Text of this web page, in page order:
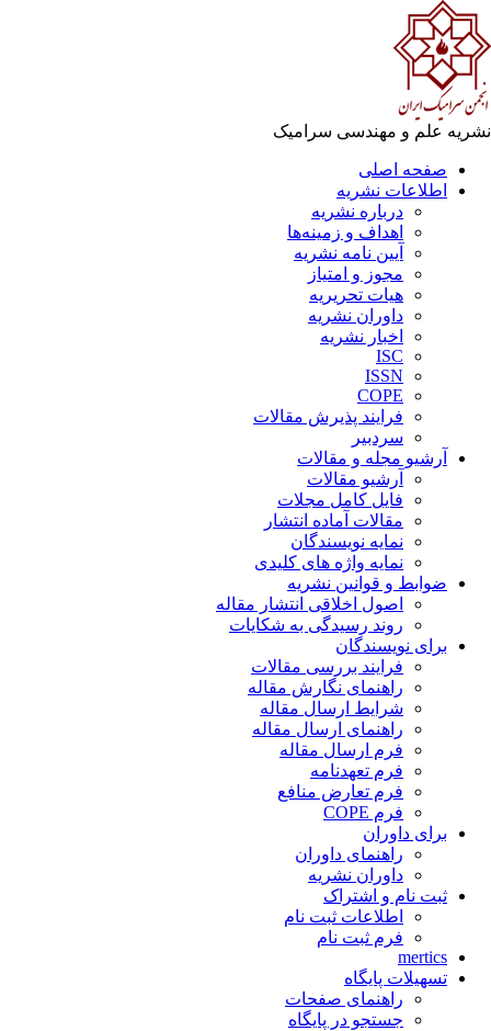
علم و مهندسی سرامیک
صفحه اصلی
اطلاعات نشریه
درباره نشریه
اهداف و زمینه‌ها
آیین نامه نشریه
مجوز و امتیاز
هیات تحریریه
داوران نشریه
اخبار نشریه
ISC
ISSN
COPE
فرایند پذیرش مقالات
سردبیر
آرشیو مجله و مقالات
آرشیو مقالات
فایل کامل مجلات
مقالات آماده انتشار
نمایه نویسندگان
نمایه واژه های کلیدی
ضوابط و قوانین نشریه
اصول اخلاقی انتشار مقاله
روند رسیدگی به شکایات
برای نویسندگان
فرایند بررسی مقالات
راهنمای نگارش مقاله
شرایط ارسال مقاله
راهنمای ارسال مقاله
فرم ارسال مقاله
فرم تعهدنامه
فرم تعارض منافع
فرم COPE
برای داوران
راهنمای داوران
داوران نشریه
ثبت نام و اشتراک
اطلاعات ثبت نام
فرم ثبت نام
mertics
تسهیلات پایگاه
راهنمای صفحات
جستجو در پایگاه